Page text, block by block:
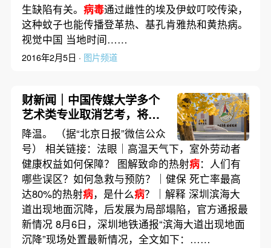
生缺陷有关。 病毒通过雌性的埃及伊蚊叮咬传染，
这种蚊子也能传播登革热、基孔肯雅热和黄热病。
视觉中国 当地时间……
2016年2月5日 · 图片频道
财新闻｜中国传媒大学多个
艺术类专业取消艺考，将依
据考生高考文化课成绩由高
到低依次录取
降温。 （据“北京日报”微信公众
号） 相关链接：法眼｜高温天气下，室外劳动者
健康权益如何保障？ 图解致命的热射病：人们有
哪些误区？如何急救与预防？｜健保 死亡率最高
达80%的热射病，是什么病？｜解释 深圳滨海大
道出现地面沉降，后发展为局部塌陷，官方通报最
新情况 8月6日，深圳地铁通报“滨海大道出现地面
沉降”现场处置最新情况，全文如下：……